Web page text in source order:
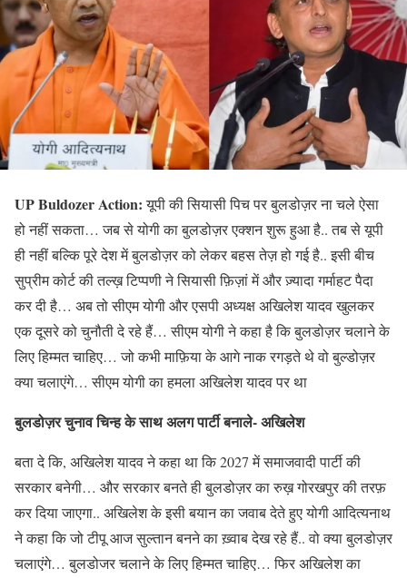
UP Buldozer Action:यूपी की सियासी पिच पर बुलडोज़र ना चले ऐसा
हो नहीं सकता… जब से योगी का बुलडोज़र एक्शन शुरू हुआ है.. तब से यूपी
ही नहीं बल्कि पूरे देश में बुलडोज़र को लेकर बहस तेज़ हो गई है.. इसी बीच
सुप्रीम कोर्ट की तल्ख़ टिप्पणी ने सियासी फ़िज़ां में और ज़्यादा गर्माहट पैदा
कर दी है… अब तो सीएम योगी और एसपी अध्यक्ष अखिलेश यादव खुलकर
एक दूसरे को चुनौती दे रहे हैं… सीएम योगी ने कहा है कि बुलडोज़र चलाने के
लिए हिम्मत चाहिए… जो कभी माफ़िया के आगे नाक रगड़ते थे वो बुल्डोज़र
क्या चलाएंगे… सीएम योगी का हमला अखिलेश यादव पर था
बुलडोज़र चुनाव चिन्ह के साथ अलग पार्टी बनाले- अखिलेश
बता दे कि, अखिलेश यादव ने कहा था कि 2027 में समाजवादी पार्टी की
सरकार बनेगी… और सरकार बनते ही बुलडोज़र का रुख़ गोरखपुर की तरफ़
कर दिया जाएगा.. अखिलेश के इसी बयान का जवाब देते हुए योगी आदित्यनाथ
ने कहा कि जो टीपू आज सुल्तान बनने का ख़्वाब देख रहे हैं.. वो क्या बुलडोज़र
चलाएंगे… बुलडोजर चलाने के लिए हिम्मत चाहिए… फिर अखिलेश का